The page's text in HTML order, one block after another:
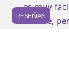
es muy
safarse,
RESEÑAS